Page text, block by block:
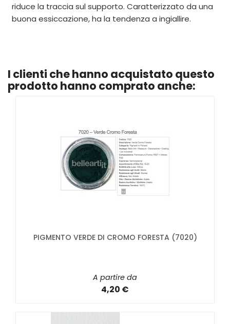
riduce la traccia sul supporto. Caratterizzato da una
buona essiccazione, ha la tendenza a ingiallire.
I clienti che hanno acquistato questo
prodotto hanno comprato anche:
PIGMENTO VERDE DI CROMO FORESTA (7020)
A partire da
4,20 €